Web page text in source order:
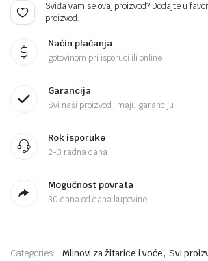
Sviđa vam se ovaj proizvod? Dodajte u
proizvod.
Način plaćanja
gotovinom pri isporuci ili online
Garancija
Svi naši proizvodi imaju garanciju
Rok isporuke
2-3 radna dana
Mogućnost povrata
30 dana od dana kupovine
Categories: Mlinovi za žitarice i voće, Svi